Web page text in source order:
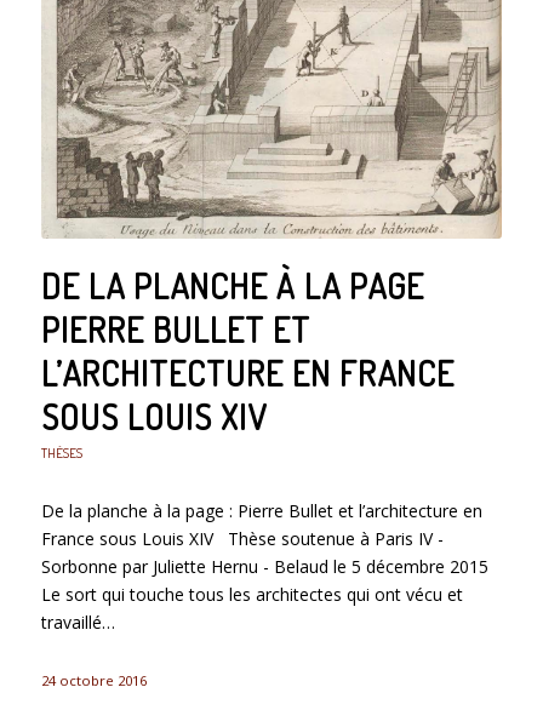
DE LA PLANCHE À LA PAGE
PIERRE BULLET ET
L’ARCHITECTURE EN FRANCE
SOUS LOUIS XIV
THÈSES
De la planche à la page : Pierre Bullet et l’architecture en
France sous Louis XIV Thèse soutenue à Paris IV -
Sorbonne par Juliette Hernu - Belaud le 5 décembre 2015
Le sort qui touche tous les architectes qui ont vécu et
travaillé…
24 octobre 2016